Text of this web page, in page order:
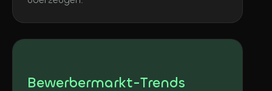
Bewerbermarkt-Trends